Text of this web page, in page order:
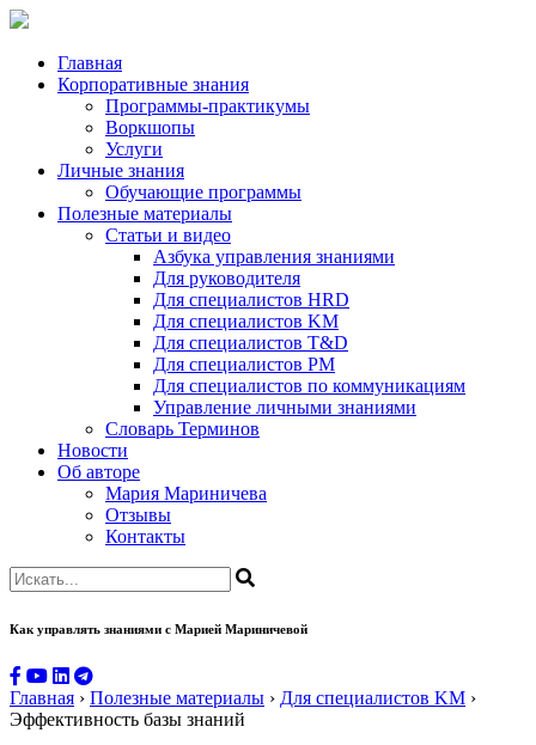
Главная
Корпоративные знания
Программы-практикумы
Воркшопы
Услуги
Личные знания
Обучающие программы
Полезные материалы
Статьи и видео
Азбука управления знаниями
Для руководителя
Для специалистов HRD
Для специалистов KM
Для специалистов T&D
Для специалистов PM
Для специалистов по коммуникациям
Управление личными знаниями
Словарь Терминов
Новости
Об авторе
Мария Мариничева
Отзывы
Контакты
Как управлять знаниями с Марией Мариничевой
Главная › Полезные материалы › Для специалистов KM ›
Эффективность базы знаний